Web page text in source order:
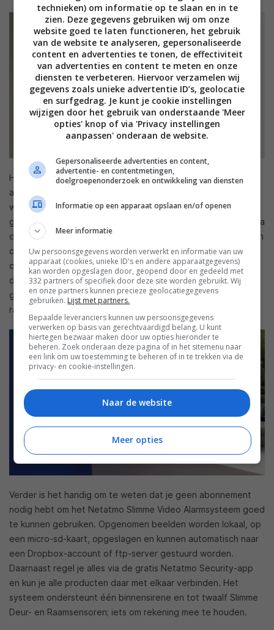
Het Netatmo Slimme Video Alarmsysteem kan geheel
automatisch werken en op basis van gezichtsherkenning
worden in- en uitgeschakeld. Dankzij die
gezichtsherkenningstechnologie van de Slimme Binnencamera
detecteert het systeem de aanwezigheid van de gebruiker in
de woning en schakelt hij automatisch uit. De gebruiker kan
ook de meldingen van de Deur- en Raamsensoren
deactiveren wanneer gezinsleden thuis zijn. Zo ontvangt hij
geen onnodige meldingen als een gezinslid of bekende
ramen openzet om te luchten.
Verder is het handig om te weten dat je geen abonnement
nodig hebt om het Netatmo Slimme Video Alarmsysteem goed
te kunnen gebruiken. Opgenomen beelden worden lokaal, op
een micro-sd-kaart, opgeslagen en kunnen automatisch naar
een Dropbox-account of ftp-server gestuurd worden.
Daarnaast regel je alles via de gratis Netatmo Security-app
en kun je alle producten daar met elkaar verbinden. Het
systeem ondersteunt één binnensirene en tot twaalf Slimme
Deur- en Raamsensoren; iets om rekening mee te houden.
technieken) om informatie op te slaan en in te
zien. Deze gegevens gebruiken wij om onze
website goed te laten functioneren, het gebruik
van de website te analyseren, gepersonaliseerde
content en advertenties te tonen, de effectiviteit
van advertenties en content te meten en onze
diensten te verbeteren. Hiervoor verzamelen wij
gegevens zoals unieke advertentie ID’s, geolocatie
en surfgedrag. Je kunt je cookie instellingen
wijzigen door het gebruik van onderstaande 'Meer
opties' knop of via 'Privacy instellingen
aanpassen' onderaan de website.
Gepersonaliseerde advertenties en content,
advertentie- en contentmetingen,
doelgroepenonderzoek en ontwikkeling van diensten
Informatie op een apparaat opslaan en/of openen
Meer informatie
Uw persoonsgegevens worden verwerkt en informatie van uw
apparaat (cookies, unieke ID's en andere apparaatgegevens)
kan worden opgeslagen door, geopend door en gedeeld met
332 partners of specifiek door deze site worden gebruikt. Wij
en onze partners kunnen precieze geolocatiegegevens
gebruiken. Lijst met partners.
Bepaalde leveranciers kunnen uw persoonsgegevens
verwerken op basis van gerechtvaardigd belang. U kunt
hiertegen bezwaar maken door uw opties hieronder te
beheren. Zoek onderaan deze pagina of in het sitemenu naar
een link om uw toestemming te beheren of in te trekken via de
privacy- en cookie-instellingen.
Naar de website
Meer opties